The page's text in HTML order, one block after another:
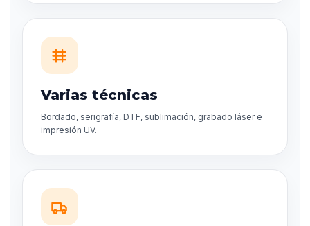
Varias técnicas
Bordado, serigrafía, DTF, sublimación, grabado láser e
impresión UV.